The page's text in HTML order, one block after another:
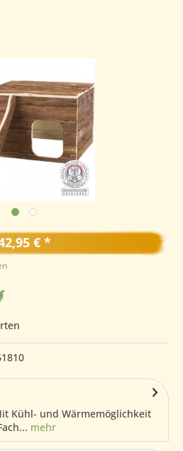
€ *
Kühl- und Wärmemöglichkeit
mehr